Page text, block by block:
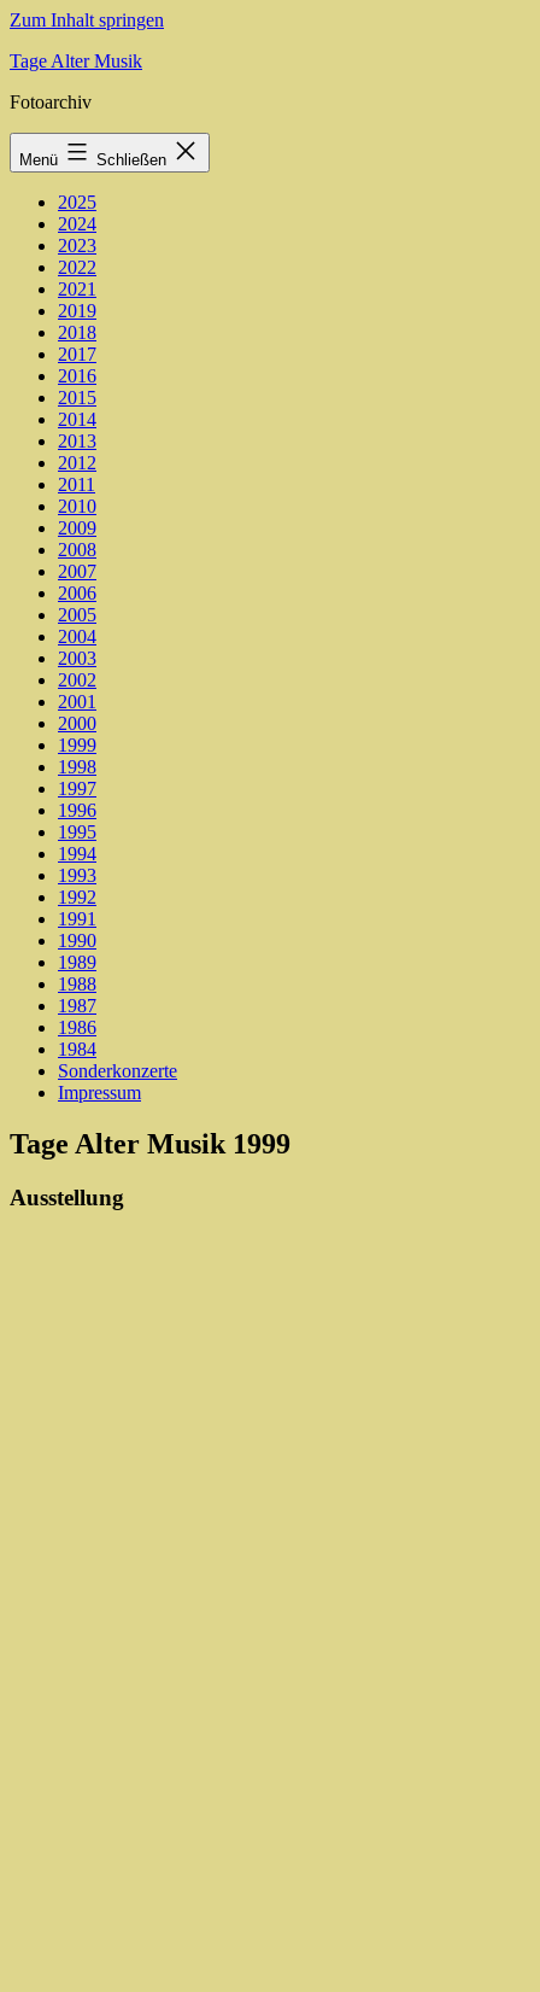
Zum Inhalt springen
Tage Alter Musik
Fotoarchiv
Menü Schließen
2025
2024
2023
2022
2021
2019
2018
2017
2016
2015
2014
2013
2012
2011
2010
2009
2008
2007
2006
2005
2004
2003
2002
2001
2000
1999
1998
1997
1996
1995
1994
1993
1992
1991
1990
1989
1988
1987
1986
1984
Sonderkonzerte
Impressum
Tage Alter Musik 1999
Ausstellung